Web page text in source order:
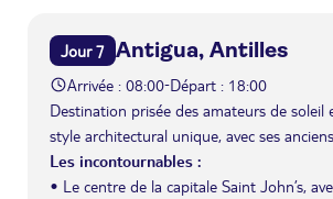
Jour 7 Antigua, Antilles
Arrivée : 08:00-Départ : 18:00
Destination prisée des amateurs de
style architectural unique, avec ses
Les incontournables :
• Le centre de la capitale Saint John’s,